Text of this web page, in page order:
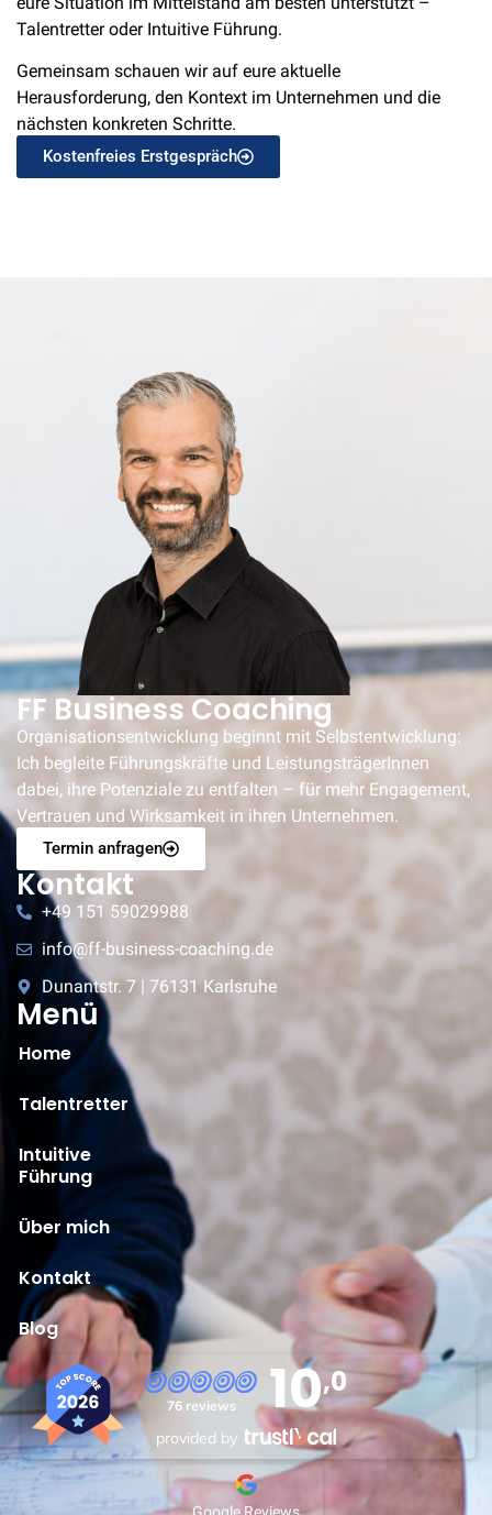
Talentretter oder Intuitive Führung.
Gemeinsam schauen wir auf eure aktuelle
Herausforderung, den Kontext im Unternehmen und die
nächsten konkreten Schritte.
Kostenfreies Erstgespräch
FF Business Coaching
Organisationsentwicklung beginnt mit Selbstentwicklung:
Ich begleite Führungskräfte und LeistungsträgerInnen
dabei, ihre Potenziale zu entfalten – für mehr Engagement,
Vertrauen und Wirksamkeit in ihren Unternehmen.
Termin anfragen
Kontakt
+49 151 59029988
info@ff-business-coaching.de
Dunantstr. 7 | 76131 Karlsruhe
Menü
Home
Talentretter
Intuitive
Führung
Über mich
Kontakt
Blog
76 reviews 10,0
provided by
Google Reviews